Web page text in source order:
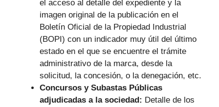
el acceso al detalle del expediente y la
imagen original de la publicación en el
Boletín Oficial de la Propiedad Industrial
(BOPI) con un indicador muy útil del último
estado en el que se encuentre el trámite
administrativo de la marca, desde la
solicitud, la concesión, o la denegación, etc.
Concursos y Subastas Públicas
adjudicadas a la sociedad: Detalle de los